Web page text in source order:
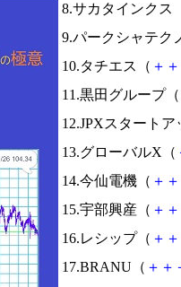
8.サカタインクス
9.パークシャテク
10.タチエス（ ＋ ＋
11.黒田グループ（
12.JPXスタート
13.グローバルX（
14.今仙電機（ ＋ ＋
15.宇部興産（ ＋ ＋
16.レシップ（ ＋ ＋
17.BRANU（ ＋ ＋